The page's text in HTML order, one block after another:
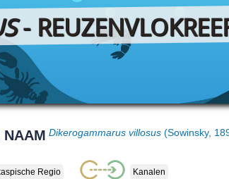
-
NAAM Dikerogammarus villosus (Sowinsky,
Regio Kanalen